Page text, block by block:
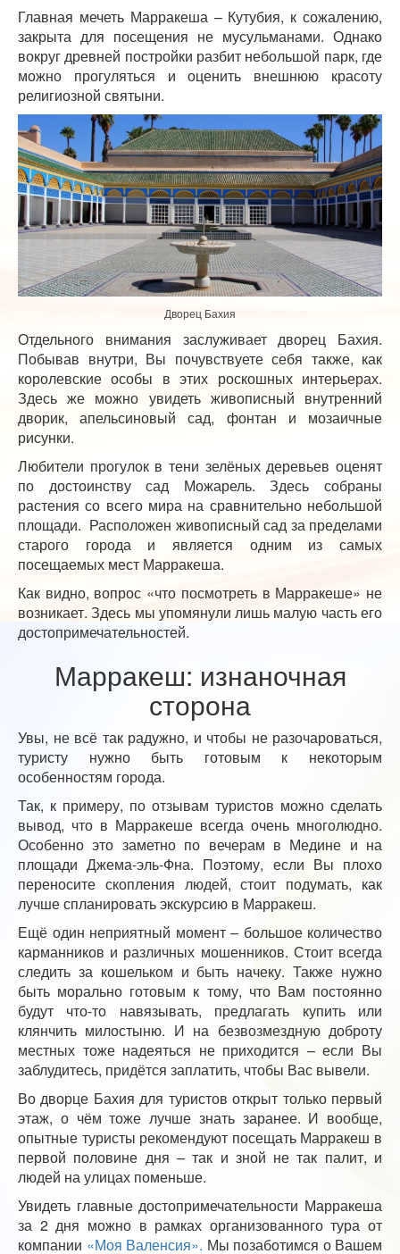
Главная мечеть Марракеша – Кутубия, к сожалению,
закрыта для посещения не мусульманами. Однако
вокруг древней постройки разбит небольшой парк, где
можно прогуляться и оценить внешнюю красоту
религиозной святыни.
Дворец Бахия
Отдельного внимания заслуживает дворец Бахия.
Побывав внутри, Вы почувствуете себя также, как
королевские особы в этих роскошных интерьерах.
Здесь же можно увидеть живописный внутренний
дворик, апельсиновый сад, фонтан и мозаичные
рисунки.
Любители прогулок в тени зелёных деревьев оценят
по достоинству сад Можарель. Здесь собраны
растения со всего мира на сравнительно небольшой
площади. Расположен живописный сад за пределами
старого города и является одним из самых
посещаемых мест Марракеша.
Как видно, вопрос «что посмотреть в Марракеше» не
возникает. Здесь мы упомянули лишь малую часть его
достопримечательностей.
Марракеш: изнаночная
сторона
Увы, не всё так радужно, и чтобы не разочароваться,
туристу нужно быть готовым к некоторым
особенностям города.
Так, к примеру, по отзывам туристов можно сделать
вывод, что в Марракеше всегда очень многолюдно.
Особенно это заметно по вечерам в Медине и на
площади Джема-эль-Фна. Поэтому, если Вы плохо
переносите скопления людей, стоит подумать, как
лучше спланировать экскурсию в Марракеш.
Ещё один неприятный момент – большое количество
карманников и различных мошенников. Стоит всегда
следить за кошельком и быть начеку. Также нужно
быть морально готовым к тому, что Вам постоянно
будут что-то навязывать, предлагать купить или
клянчить милостыню. И на безвозмездную доброту
местных тоже надеяться не приходится – если Вы
заблудитесь, придётся заплатить, чтобы Вас вывели.
Во дворце Бахия для туристов открыт только первый
этаж, о чём тоже лучше знать заранее. И вообще,
опытные туристы рекомендуют посещать Марракеш в
первой половине дня – так и зной не так палит, и
людей на улицах поменьше.
Увидеть главные достопримечательности Марракеша
за 2 дня можно в рамках организованного тура от
компании «Моя Валенсия». Мы позаботимся о Вашем